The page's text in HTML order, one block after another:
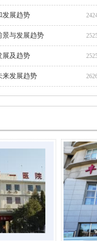
发展趋势
景与发展趋势
展及趋势
来发展趋势